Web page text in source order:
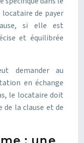
de payer
si elle est
et équilibrée
demander au
en échange
le locataire doit
la clause et de